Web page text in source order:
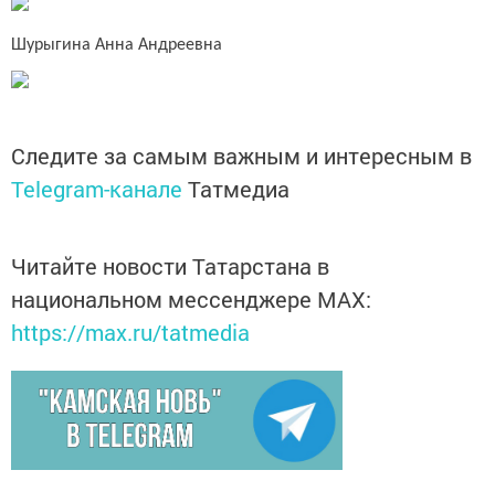
Шурыгина Анна Андреевна
Следите за самым важным и интересным в
Telegram-канале Татмедиа
Читайте новости Татарстана в
национальном мессенджере MАХ:
https://max.ru/tatmedia